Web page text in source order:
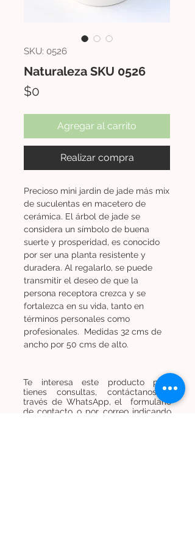
SKU: 0526
Naturaleza SKU 0526
$0
Agregar al carrito
Realizar compra
Precioso mini jardin de jade más mix
de suculentas en macetero de
cerámica. El árbol de jade se
considera un símbolo de buena
suerte y prosperidad, es conocido
por ser una planta resistente y
duradera. Al regalarlo, se puede
transmitir el deseo de que la
persona receptora crezca y se
fortalezca en su vida, tanto en
términos personales como
profesionales. Medidas 32 cms de
ancho por 50 cms de alto.
Te interesa este producto pero
tienes consultas, contáctanos a
través de WhatsApp, el formulario
de contacto o por correo indicando